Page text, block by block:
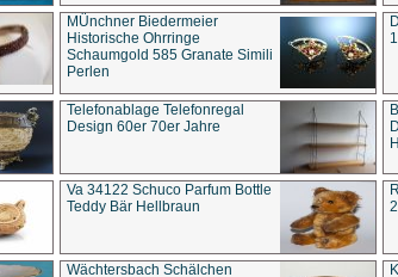
MÜnchner Biedermeier
Historische Ohrringe
Schaumgold 585 Granate Simili
Perlen
Telefonablage Telefonregal
Design 60er 70er Jahre
Va 34122 Schuco Parfum Bottle
Teddy Bär Hellbraun
Wächtersbach Schälchen